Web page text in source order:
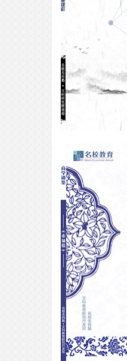
合格专访丨从南京田家炳中学
稻田大学——EJU700+的背后
合格采访｜从东洋大学本科华丽
级到横滨国立大学硕士！！日
合格专访｜落榜了早稻田大学之
后，我开辟了“新天地”？